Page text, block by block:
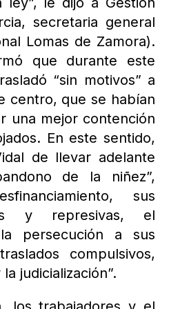
secretaria general
Lomas de Zamora).
que durante este
“sin motivos” a
centro, que se habían
una mejor contención
En este sentido,
de llevar adelante
de la niñez”,
sus
y represivas, el
persecución a sus
compulsivos,
judicialización”.